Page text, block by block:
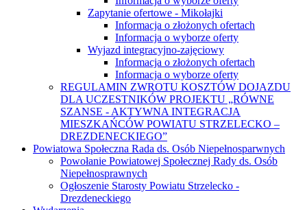
Zapytanie ofertowe - Mikołajki
Informacja o złożonych ofertach
Informacja o wyborze oferty
Wyjazd integracyjno-zajęciowy
Informacja o złożonych ofertach
Informacja o wyborze oferty
REGULAMIN ZWROTU KOSZTÓW DOJAZDU
DLA UCZESTNIKÓW PROJEKTU „RÓWNE
SZANSE - AKTYWNA INTEGRACJA
MIESZKAŃCÓW POWIATU STRZELECKO –
DREZDENECKIEGO”
Powiatowa Społeczna Rada ds. Osób Niepełnosparwnych
Powołanie Powiatowej Społecznej Rady ds. Osób
Niepełnosprawnych
Ogłoszenie Starosty Powiatu Strzelecko -
Drezdeneckiego